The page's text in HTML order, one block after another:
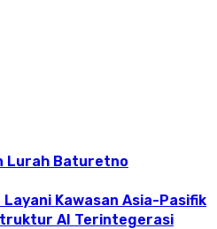
Lurah Baturetno
Kawasan Asia-Pasifik
AI Terintegerasi